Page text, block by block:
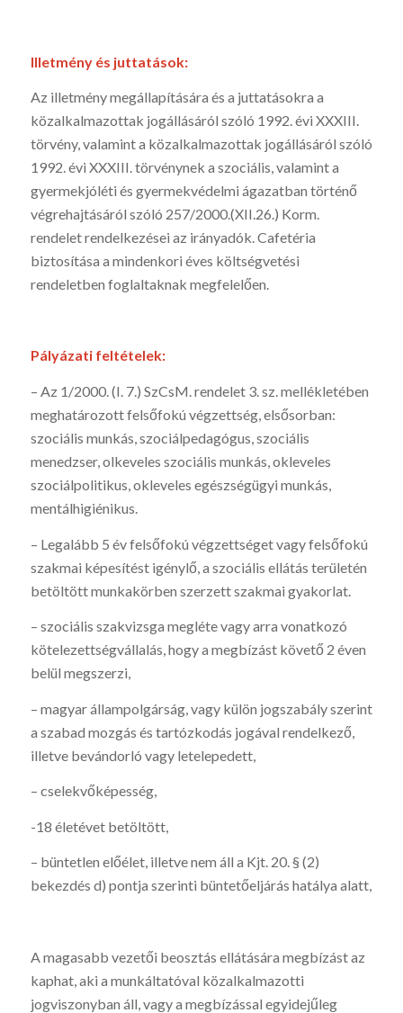
Illetmény és juttatások:
Az illetmény megállapítására és a juttatásokra a
közalkalmazottak jogállásáról szóló 1992. évi XXXIII.
törvény, valamint a közalkalmazottak jogállásáról szóló
1992. évi XXXIII. törvénynek a szociális, valamint a
gyermekjóléti és gyermekvédelmi ágazatban történő
végrehajtásáról szóló 257/2000.(XII.26.) Korm.
rendelet rendelkezései az irányadók. Cafetéria
biztosítása a mindenkori éves költségvetési
rendeletben foglaltaknak megfelelően.
Pályázati feltételek:
– Az 1/2000. (I. 7.) SzCsM. rendelet 3. sz. mellékletében
meghatározott felsőfokú végzettség, elsősorban:
szociális munkás, szociálpedagógus, szociális
menedzser, olkeveles szociális munkás, okleveles
szociálpolitikus, okleveles egészségügyi munkás,
mentálhigiénikus.
– Legalább 5 év felsőfokú végzettséget vagy felsőfokú
szakmai képesítést igénylő, a szociális ellátás területén
betöltött munkakörben szerzett szakmai gyakorlat.
– szociális szakvizsga megléte vagy arra vonatkozó
kötelezettségvállalás, hogy a megbízást követő 2 éven
belül megszerzi,
– magyar állampolgárság, vagy külön jogszabály szerint
a szabad mozgás és tartózkodás jogával rendelkező,
illetve bevándorló vagy letelepedett,
– cselekvőképesség,
-18 életévet betöltött,
– büntetlen előélet, illetve nem áll a Kjt. 20. § (2)
bekezdés d) pontja szerinti büntetőeljárás hatálya alatt,
A magasabb vezetői beosztás ellátására megbízást az
kaphat, aki a munkáltatóval közalkalmazotti
jogviszonyban áll, vagy a megbízással egyidejűleg